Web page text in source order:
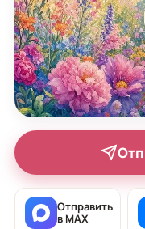
Отправить
в MAX